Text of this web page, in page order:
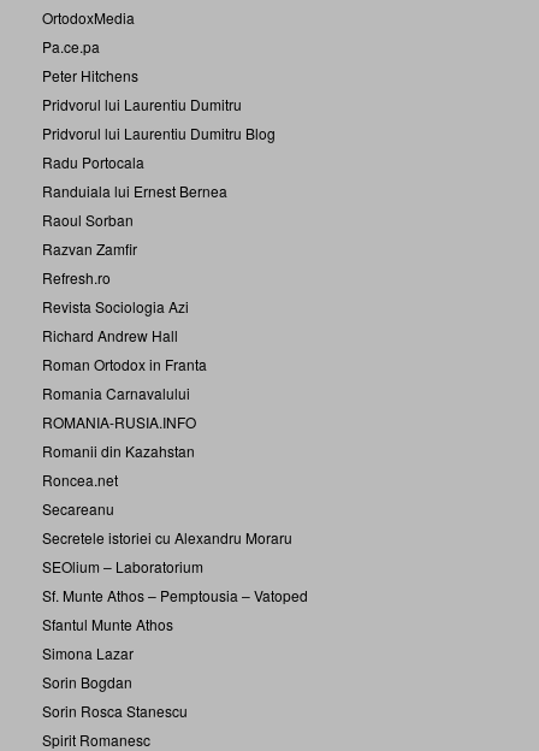
OrtodoxMedia
Pa.ce.pa
Peter Hitchens
Pridvorul lui Laurentiu Dumitru
Pridvorul lui Laurentiu Dumitru Blog
Radu Portocala
Randuiala lui Ernest Bernea
Raoul Sorban
Razvan Zamfir
Refresh.ro
Revista Sociologia Azi
Richard Andrew Hall
Roman Ortodox in Franta
Romania Carnavalului
ROMANIA-RUSIA.INFO
Romanii din Kazahstan
Roncea.net
Secareanu
Secretele istoriei cu Alexandru Moraru
SEOlium – Laboratorium
Sf. Munte Athos – Pemptousia – Vatoped
Sfantul Munte Athos
Simona Lazar
Sorin Bogdan
Sorin Rosca Stanescu
Spirit Romanesc